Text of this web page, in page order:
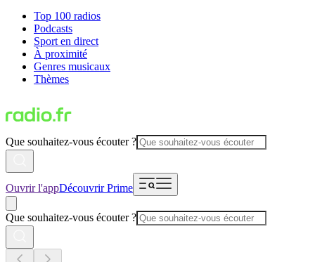
Top 100 radios
Podcasts
Sport en direct
À proximité
Genres musicaux
Thèmes
Que souhaitez-vous écouter ?
Ouvrir l'appDécouvrir Prime
Que souhaitez-vous écouter ?